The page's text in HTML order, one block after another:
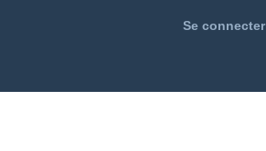
Se connecter